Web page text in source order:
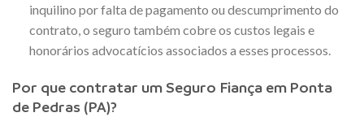
inquilino por falta de pagamento ou descumprimento do
contrato, o seguro também cobre os custos legais e
honorários advocatícios associados a esses processos.
Por que contratar um Seguro Fiança em Ponta
de Pedras (PA)?